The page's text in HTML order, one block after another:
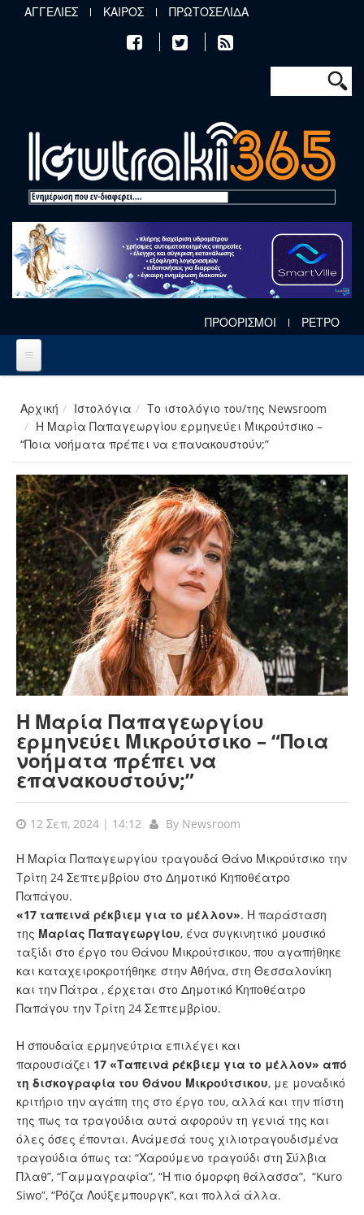
Παράκαμψη προς το κυρίως περιεχόμενο
ΑΓΓΕΛΙΕΣ ΚΑΙΡΟΣ ΠΡΩΤΟΣΕΛΙΔΑ
Φόρμα
Αναζήτηση
ΠΡΟΟΡΙΣΜΟΙ ΡΕΤΡΟ
Αρχική Ιστολόγια
Το ιστολόγιο του/της Newsroom
Η Μαρία Παπαγεωργίου ερμηνεύει Μικρούτσικο –
“Ποια νοήματα πρέπει να επανακουστούν;”
Η Μαρία Παπαγεωργίου
ερμηνεύει Μικρούτσικο – “Ποια
νοήματα πρέπει να
επανακουστούν;”
12 Σεπ, 2024 | 14:12 By Newsroom
Η Μαρία Παπαγεωργίου τραγουδά Θάνο Μικρούτσικο την
Τρίτη 24 Σεπτεμβρίου στο Δημοτικό Κηποθέατρο
Παπάγου.
«17 ταπεινά ρέκβιεμ για το μέλλον». Η παράσταση
της Μαρίας Παπαγεωργίου, ένα συγκινητικό μουσικό
ταξίδι στο έργο του Θάνου Μικρούτσικου, που αγαπήθηκε
και καταχειροκροτήθηκε στην Αθήνα, στη Θεσσαλονίκη
και την Πάτρα , έρχεται στο Δημοτικό Κηποθέατρο
Παπάγου την Τρίτη 24 Σεπτεμβρίου.
Η σπουδαία ερμηνεύτρια επιλέγει και
παρουσιάζει 17 «Ταπεινά ρέκβιεμ για το μέλλον» από
τη δισκογραφία του Θάνου Μικρούτσικου, με μοναδικό
κριτήριο την αγάπη της στο έργο του, αλλά και την πίστη
της πως τα τραγούδια αυτά αφορούν τη γενιά της και
όλες όσες έπονται. Ανάμεσά τους χιλιοτραγουδισμένα
τραγούδια όπως τα: “Χαρούμενο τραγούδι στη Σύλβια
Πλαθ”, “Γαμμαγραφία”, “Η πιο όμορφη θάλασσα”, “Kuro
Siwo”, “Ρόζα Λούξεμπουργκ”, και πολλά άλλα.